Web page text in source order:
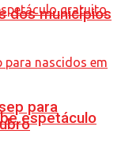
espetáculo
dos municípios
para